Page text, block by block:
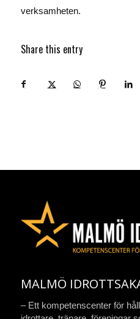
verksamheten.
Share this entry
MALMÖ
– Ett kompetenscenter för